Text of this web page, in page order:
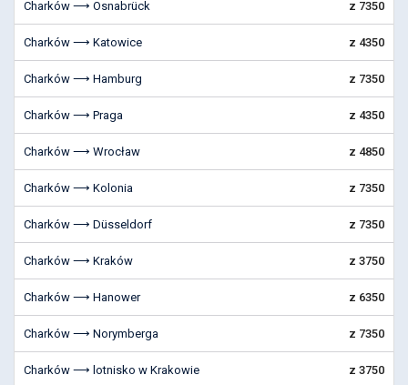
Charków ⟶ Osnabrück z 7350
Charków ⟶ Katowice z 4350
Charków ⟶ Hamburg z 7350
Charków ⟶ Praga z 4350
Charków ⟶ Wrocław z 4850
Charków ⟶ Kolonia z 7350
Charków ⟶ Düsseldorf z 7350
Charków ⟶ Kraków z 3750
Charków ⟶ Hanower z 6350
Charków ⟶ Norymberga z 7350
Charków ⟶ lotnisko w Krakowie z 3750